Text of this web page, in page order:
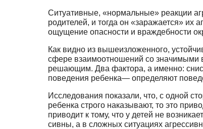
Ситуативные, «нормальные» реакции
родителей, и тогда он «заражается» их
ощущение опасности и враждебности
Как видно из вышеизложенного,
сфере взаимоотношений со значи­мыми
решающим. Два фактора, а имен­но:
поведения ребенка— опреде­ляют
Исследования показали, что, с одной
ребенка строго наказывают, то это
приводит к тому, что у детей не
сивны, а в сложных ситуациях